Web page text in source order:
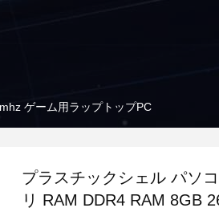
ゲーム用ラップトップPC
プラスチックシェル パソ
リ RAM DDR4 RAM 8GB